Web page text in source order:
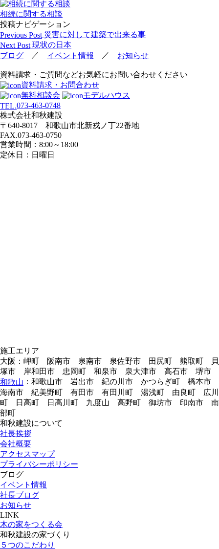
相続に関する相談
投稿ナビゲーション
Previous Post 災害に対して建築で出来る事
Next Post 現状の日本
ブログ ／ イベント情報 ／ お知らせ
資料請求・ご質問などお気軽にお問い合わせください
資料請求・お問合わせ
無料相談会
モデルハウス
TEL.073-463-0748
株式会社和秋建設
〒640-8017 和歌山市北新戎ノ丁22番地
FAX.073-463-0750
営業時間：8:00～18:00
定休日：日曜日
施工エリア
大阪：岬町 阪南市 泉南市 泉佐野市 田尻町 熊取町 貝
塚市 岸和田市 忠岡町 和泉市 泉大津市 高石市 堺市
和歌山 ：和歌山市 岩出市 紀の川市 かつらぎ町 橋本市
海南市 紀美野町 有田市 有田川町 湯浅町 由良町 広川
町 日高町 日高川町 九度山 高野町 御坊市 印南市 南
部町
和秋建設について
社長挨拶
会社概要
アクセスマップ
プライバシーポリシー
ブログ
イベント情報
社長ブログ
お知らせ
LINK
木の家をつくる会
和秋建設の家づくり
５つのこだわり